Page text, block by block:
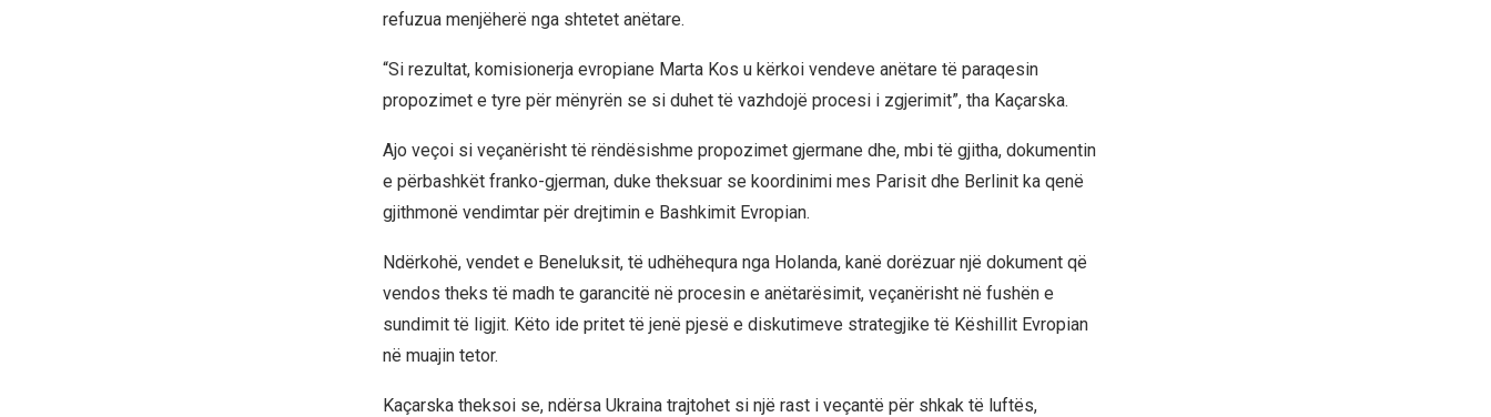
refuzua menjëherë nga shtetet anëtare.
“Si rezultat, komisionerja evropiane Marta Kos u kërkoi vendeve anëtare të paraqesin
propozimet e tyre për mënyrën se si duhet të vazhdojë procesi i zgjerimit”, tha Kaçarska.
Ajo veçoi si veçanërisht të rëndësishme propozimet gjermane dhe, mbi të gjitha, dokumentin
e përbashkët franko-gjerman, duke theksuar se koordinimi mes Parisit dhe Berlinit ka qenë
gjithmonë vendimtar për drejtimin e Bashkimit Evropian.
Ndërkohë, vendet e Beneluksit, të udhëhequra nga Holanda, kanë dorëzuar një dokument që
vendos theks të madh te garancitë në procesin e anëtarësimit, veçanërisht në fushën e
sundimit të ligjit. Këto ide pritet të jenë pjesë e diskutimeve strategjike të Këshillit Evropian
në muajin tetor.
Kaçarska theksoi se, ndërsa Ukraina trajtohet si një rast i veçantë për shkak të luftës,